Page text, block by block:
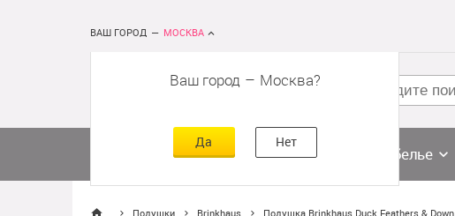
ВАШ ГОРОД — МОСКВА
Ваш город – Москва
Да Нет
Кровати Постельное белье